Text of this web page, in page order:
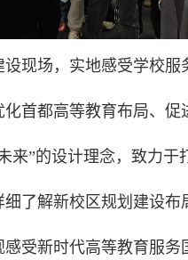
现场，实地感受学校
首都高等教育布局、
来”的设计理念，致力
了解新校区规划建设
受新时代高等教育服